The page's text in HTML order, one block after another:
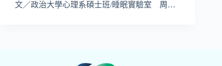
文／政治大學心理系碩士班/睡眠實驗室 周…